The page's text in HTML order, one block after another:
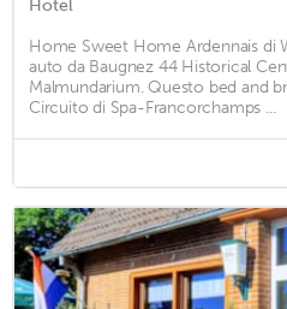
Hotel
Home Sweet Home Ardennais di
auto da Baugnez 44 Historical
Malmundarium. Questo bed and
Circuito di Spa-Francorchamps ...